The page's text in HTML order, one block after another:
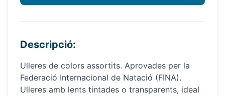
Descripció:
Ulleres de colors assortits. Aprovades per la
Federació Internacional de Natació (FINA).
Ulleres amb lents tintades o transparents, ideal